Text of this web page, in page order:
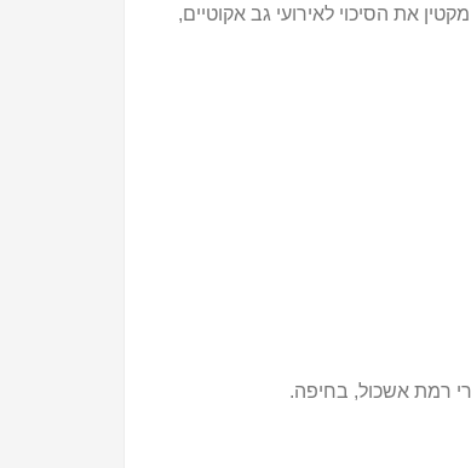
את הסיכוי לאירועי גב אקוטיים,